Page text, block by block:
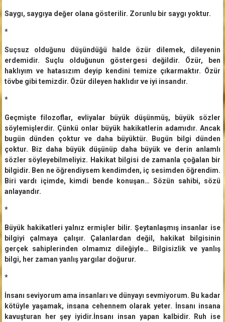
Saygı, saygıya değer olana gösterilir. Zorunlu bir saygı yoktur.
*
Suçsuz olduğunu düşündüğü halde özür dilemek, dileyenin
erdemidir. Suçlu olduğunun göstergesi değildir. Özür, ben
haklıyım ve hatasızım deyip kendini temize çıkarmaktır. Özür
tövbe gibi temizdir. Özür dileyen haklıdır ve iyi insandır.
*
Geçmişte filozoflar, evliyalar büyük düşünmüş, büyük sözler
söylemişlerdir. Çünkü onlar büyük hakikatlerin adamıdır. Ancak
bugün dünden çoktur ve daha büyüktür. Bugün bilgi dünden
çoktur. Biz daha büyük düşünüp daha büyük ve derin anlamlı
sözler söyleyebilmeliyiz. Hakikat bilgisi de zamanla çoğalan bir
bilgidir. Ben ne öğrendiysem kendimden, iç sesimden öğrendim.
Biri vardı içimde, kimdi bende konuşan… Sözün sahibi, sözü
anlayandır.
*
Büyük hakikatleri yalnız ermişler bilir. Şeytanlaşmış insanlar ise
bilgiyi çalmaya çalışır. Çalanlardan değil, hakikat bilgisinin
gerçek sahiplerinden olmamız dileğiyle… Bilgisizlik ve yanlış
bilgi, her zaman yanlış yargılar doğurur.
*
İnsanı seviyorum ama insanları ve dünyayı sevmiyorum. Bu kadar
kötüyle yaşamak, insana cehennem olarak yeter. İnsanı insana
kavuşturan her şey iyidir.İnsanı insan yapan kalbidir. Ruh ise